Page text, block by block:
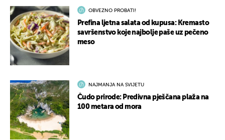
OBVEZNO PROBATI!
Prefina ljetna salata od kupusa: Kremasto
savršenstvo koje najbolje paše uz pečeno
meso
NAJMANJA NA SVIJETU
Čudo prirode: Predivna pješčana plaža na
100 metara od mora